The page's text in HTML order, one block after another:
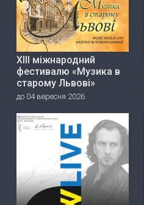
ХІІІ міжнародний
фестивалю «Музика в
старому Львові»
до 04 вересня 2026